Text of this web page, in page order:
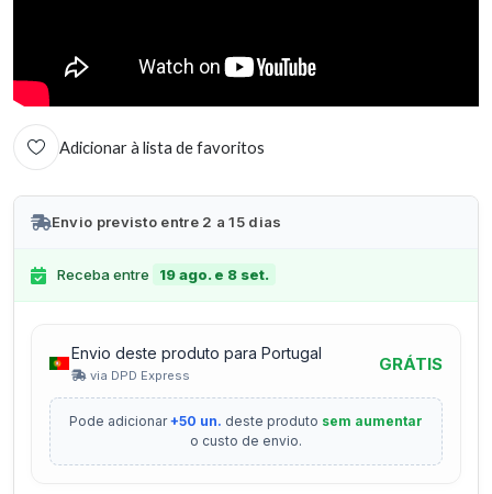
Adicionar à lista de favoritos
Envio previsto entre 2 a 15 dias
Receba entre 19 ago. e 8 set.
Envio deste produto para Portugal
via DPD Express
GRÁTIS
Pode adicionar+50 un. deste produto sem aumentar
o custo de envio.